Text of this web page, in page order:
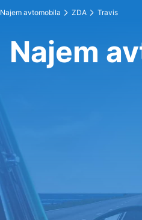
Najem avtomobila ZDA Travis
Najem